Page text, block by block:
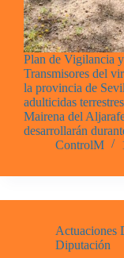
Plan de Vigilancia
Transmisores del
la provincia de
adulticidas
Mairena del
desarrollarán
ControlM
Actuaciones
Diputación